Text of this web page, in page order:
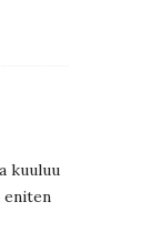
kuuluu
eniten